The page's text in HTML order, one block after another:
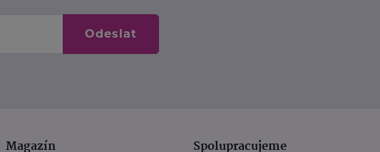
Odeslat
Magazín
Spolupracujeme